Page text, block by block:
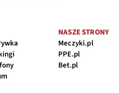
NASZE STRONY
Meczyki.pl
PPE.pl
Bet.pl